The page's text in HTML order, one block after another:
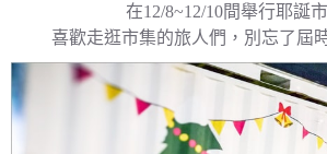
在12/8~12/10間舉行耶誕
喜歡走逛市集的旅人們，別忘了屆